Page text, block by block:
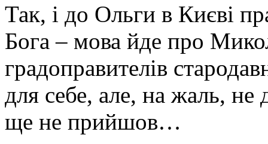
Так, і до Ольги в Києві
Бога – мова йде про
градоправителів
для себе, але, на жаль, не
ще не прийшов…